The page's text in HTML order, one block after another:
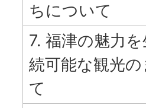
ちについて
7. 福津の魅力
続可能な観光
て